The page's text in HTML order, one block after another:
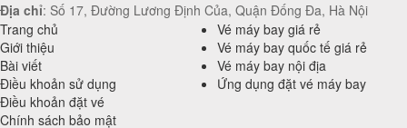
Địa chỉ: Số 17, Đường Lương Định Của, Quận Đống Đa, Hà Nội
Trang chủ
Giới thiệu
Bài viết
Điều khoản sử dụng
Điều khoản đặt vé
Chính sách bảo mật
Vé máy bay giá rẻ
Vé máy bay quốc tế giá rẻ
Vé máy bay nội địa
Ứng dụng đặt vé máy bay